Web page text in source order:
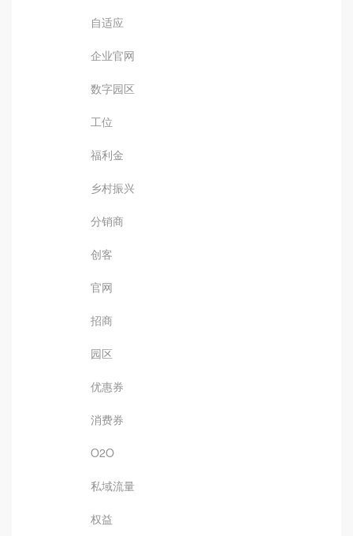
自适应
企业官网
数字园区
工位
福利金
乡村振兴
分销商
创客
官网
招商
园区
优惠券
消费券
O2O
私域流量
权益